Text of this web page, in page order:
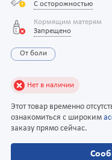
С осторожностью
Кормящим матерям
Запрещено
От боли
Нет в наличии
Этот товар временно
ознакомиться с широким
заказу прямо сейчас.